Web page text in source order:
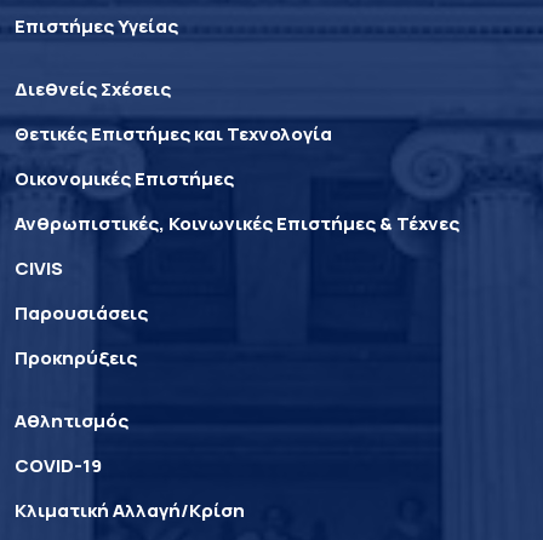
Επιστήμες Υγείας
Διεθνείς Σχέσεις
Θετικές Επιστήμες και Τεχνολογία
Οικονομικές Επιστήμες
Ανθρωπιστικές, Κοινωνικές Επιστήμες & Τέχνες
CIVIS
Παρουσιάσεις
Προκηρύξεις
Αθλητισμός
COVID-19
Κλιματική Αλλαγή/Κρίση